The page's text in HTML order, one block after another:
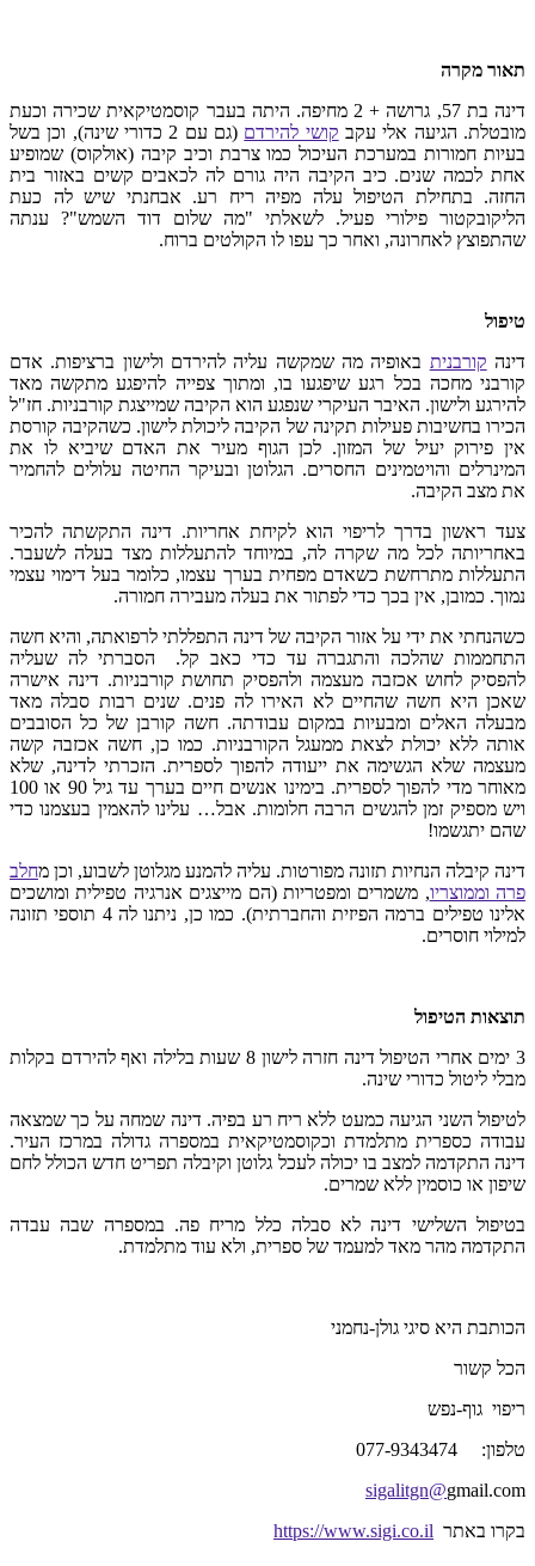
תאור מקרה
דינה בת 57, גרושה + 2 מחיפה. היתה בעבר קוסמטיקאית שכירה וכעת
מובטלת. הגיעה אלי עקב קושי להירדם
(גם עם 2 כדורי שינה), וכן בשל
בעיות חמורות במערכת העיכול כמו צרבת וכיב קיבה (אולקוס) שמופיע
אחת לכמה שנים. כיב הקיבה היה גורם לה לכאבים קשים באזור בית
החזה. בתחילת הטיפול עלה מפיה ריח רע. אבחנתי שיש לה כעת
הליקובקטור פילורי פעיל. לשאלתי "מה שלום דוד השמש"? ענתה
שהתפוצץ לאחרונה, ואחר כך עפו לו הקולטים ברוח.
טיפול
דינה קורבנית באופיה מה שמקשה עליה להירדם ולישון ברציפות. אדם
קורבני מחכה בכל רגע שיפגעו בו, ומתוך צפייה להיפגע מתקשה מאד
להירגע ולישון. האיבר העיקרי שנפגע הוא הקיבה שמייצגת קורבניות. חז"ל
הכירו בחשיבות פעילות תקינה של הקיבה ליכולת לישון. כשהקיבה קורסת
אין פירוק יעיל של המזון. לכן הגוף מעיר את האדם שיביא לו את
המינרלים והויטמינים החסרים. הגלוטן ובעיקר החיטה עלולים להחמיר
את מצב הקיבה.
צעד ראשון בדרך לריפוי הוא לקיחת אחריות. דינה התקשתה להכיר
באחריותה לכל מה שקרה לה, במיוחד להתעללות מצד בעלה לשעבר.
התעללות מתרחשת כשאדם מפחית בערך עצמו, כלומר בעל דימוי עצמי
נמוך. כמובן, אין בכך כדי לפתור את בעלה מעבירה חמורה.
כשהנחתי את ידי על אזור הקיבה של דינה התפללתי לרפואתה, והיא חשה
התחממות שהלכה והתגברה עד כדי כאב קל. הסברתי לה שעליה
להפסיק לחוש אכזבה מעצמה ולהפסיק תחושת קורבניות. דינה אישרה
שאכן היא חשה שהחיים לא האירו לה פנים. שנים רבות סבלה מאד
מבעלה האלים ומבעיות במקום עבודתה. חשה קורבן של כל הסובבים
אותה ללא יכולת לצאת ממעגל הקורבניות. כמו כן, חשה אכזבה קשה
מעצמה שלא הגשימה את ייעודה להפוך לספרית. הזכרתי לדינה, שלא
מאוחר מדי להפוך לספרית. בימינו אנשים חיים בערך עד גיל 90 או 100
ויש מספיק זמן להגשים הרבה חלומות. אבל… עלינו להאמין בעצמנו כדי
שהם יתגשמו!
דינה קיבלה הנחיות תזונה מפורטות. עליה להמנע מגלוטן לשבוע, וכן מחלב
פרה וממוצריו, משמרים ומפטריות (הם מייצגים אנרגיה טפילית ומושכים
אלינו טפילים ברמה הפיזית והחברתית). כמו כן, ניתנו לה 4 תוספי תזונה
למילוי חוסרים.
תוצאות הטיפול
3 ימים אחרי הטיפול דינה חזרה לישון 8 שעות בלילה ואף להירדם בקלות
מבלי ליטול כדורי שינה.
לטיפול השני הגיעה כמעט ללא ריח רע בפיה. דינה שמחה על כך שמצאה
עבודה כספרית מתלמדת וכקוסמטיקאית במספרה גדולה במרכז העיר.
דינה התקדמה למצב בו יכולה לעכל גלוטן וקיבלה תפריט חדש הכולל לחם
שיפון או כוסמין ללא שמרים.
בטיפול השלישי דינה לא סבלה כלל מריח פה. במספרה שבה עבדה
התקדמה מהר מאד למעמד של ספרית, ולא עוד מתלמדת.
הכותבת היא סיגי גולן-נחמני
הכל קשור
ריפוי גוף-נפש
טלפון: 077-9343474
sigalitgn@gmail.com
בקרו באתר https://www.sigi.co.il